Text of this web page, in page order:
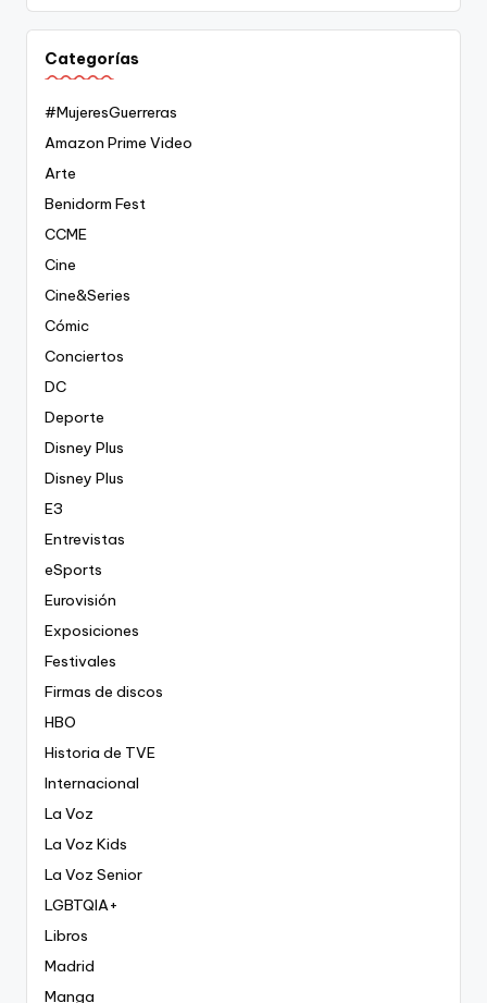
Categorías
#MujeresGuerreras
Amazon Prime Video
Arte
Benidorm Fest
CCME
Cine
Cine&Series
Cómic
Conciertos
DC
Deporte
Disney Plus
Disney Plus
E3
Entrevistas
eSports
Eurovisión
Exposiciones
Festivales
Firmas de discos
HBO
Historia de TVE
Internacional
La Voz
La Voz Kids
La Voz Senior
LGBTQIA+
Libros
Madrid
Manga